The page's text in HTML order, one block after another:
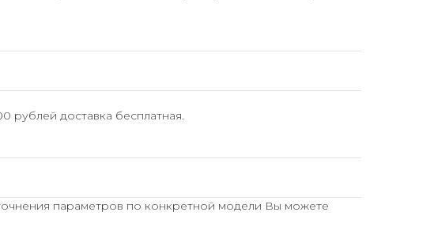
рублей доставка бесплатная.
параметров по конкретной модели Вы можете